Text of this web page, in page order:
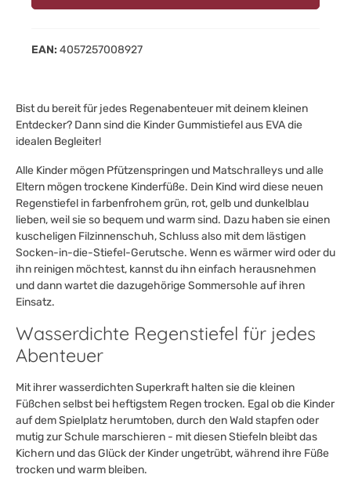
EAN: 4057257008927
Bist du bereit für jedes Regenabenteuer mit deinem kleinen
Entdecker? Dann sind die Kinder Gummistiefel aus EVA die
idealen Begleiter!
Alle Kinder mögen Pfützenspringen und Matschralleys und alle
Eltern mögen trockene Kinderfüße. Dein Kind wird diese neuen
Regenstiefel in farbenfrohem grün, rot, gelb und dunkelblau
lieben, weil sie so bequem und warm sind. Dazu haben sie einen
kuscheligen Filzinnenschuh, Schluss also mit dem lästigen
Socken-in-die-Stiefel-Gerutsche. Wenn es wärmer wird oder du
ihn reinigen möchtest, kannst du ihn einfach herausnehmen
und dann wartet die dazugehörige Sommersohle auf ihren
Einsatz.
Wasserdichte Regenstiefel für jedes
Abenteuer
Mit ihrer wasserdichten Superkraft halten sie die kleinen
Füßchen selbst bei heftigstem Regen trocken. Egal ob die Kinder
auf dem Spielplatz herumtoben, durch den Wald stapfen oder
mutig zur Schule marschieren - mit diesen Stiefeln bleibt das
Kichern und das Glück der Kinder ungetrübt, während ihre Füße
trocken und warm bleiben.